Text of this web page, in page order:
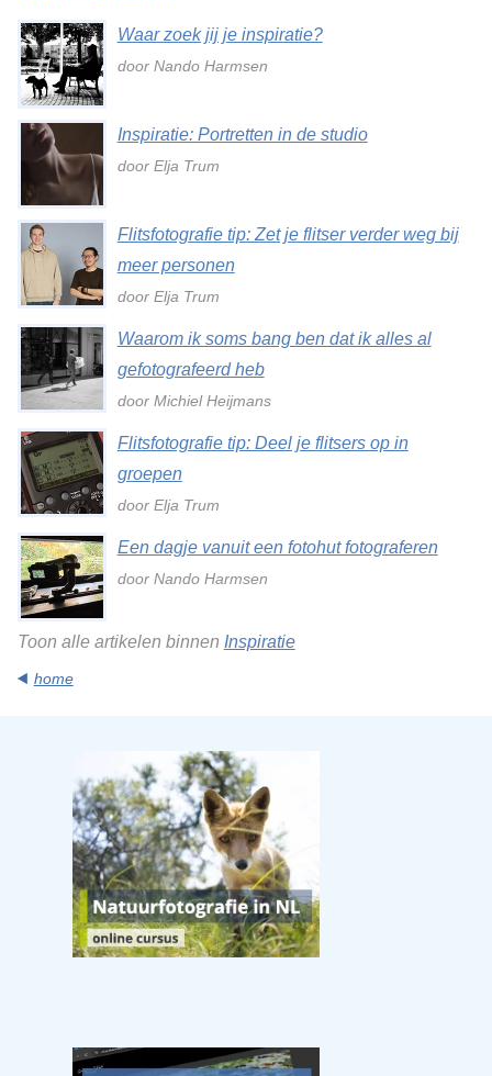
Waar zoek jij je inspiratie?
door Nando Harmsen
Inspiratie: Portretten in de studio
door Elja Trum
Flitsfotografie tip: Zet je flitser verder weg bij
meer personen
door Elja Trum
Waarom ik soms bang ben dat ik alles al
gefotografeerd heb
door Michiel Heijmans
Flitsfotografie tip: Deel je flitsers op in
groepen
door Elja Trum
Een dagje vanuit een fotohut fotograferen
door Nando Harmsen
Toon alle artikelen binnen Inspiratie
home